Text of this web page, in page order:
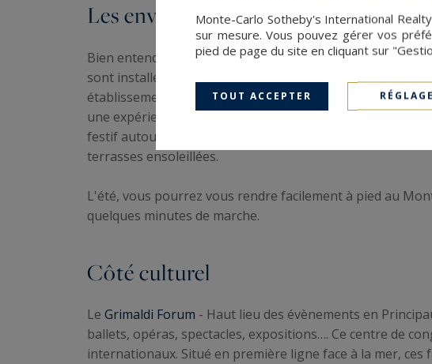
Les environs
Bien entendu, afin de compléter la gamme de service des
sont installés sur l’Avenue Princesse Grace. Que vous
établissements du Larvotto sont tous plus attractifs les
une expérience culinaire exotique dans une ambiance
festif autour d’une cuisine savoureuse. Pour le déjeuner,
terrasses ensoleillées.
L'été, vous pourrez vous rendre facilement à pied au
quelques minutes de marche.
Côté culturel
Le Grimaldi Forum - Haut lieu des évènements en
ballets, opéras, spectacles, expositions…. Ce centre de
internationaux. Situé en première ligne face à la mer,
Monte-Carlo Sotheby's International
sur mesure. Vous pouvez gérer vos
pied de page du site en cliquant sur
TOUT ACCEPTER